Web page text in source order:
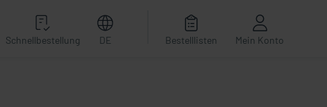
Schnellbestellung DE Bestelllisten Mein Konto